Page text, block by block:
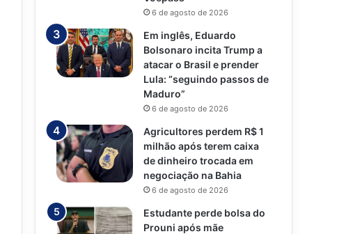
6 de agosto de 2026
Em inglês, Eduardo
Bolsonaro incita Trump a
atacar o Brasil e prender
Lula: “seguindo passos de
Maduro”
6 de agosto de 2026
Agricultores perdem R$ 1
milhão após terem caixa
de dinheiro trocada em
negociação na Bahia
6 de agosto de 2026
Estudante perde bolsa do
Prouni após mãe